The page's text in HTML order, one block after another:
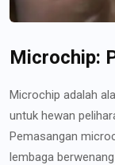
Microchip:
Microchip adalah
untuk hewan
Pemasangan
lembaga